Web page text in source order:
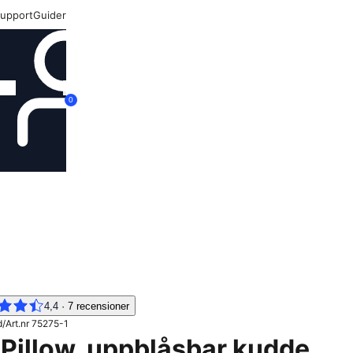
Guider
0
4,4 · 7 recensioner
/Art.nr 75275-1